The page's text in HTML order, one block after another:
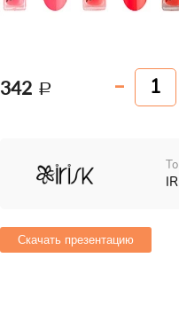
342
Скачать презентацию